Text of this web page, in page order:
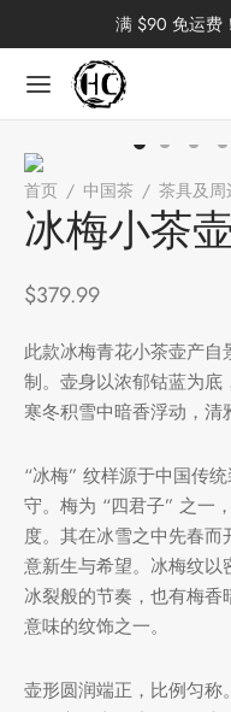
满 $90 免运费
首页 / 中国茶 / 茶具及周
冰梅小茶
$379.99
此款冰梅青花小茶壶产
制。壶身以浓郁钴蓝为
寒冬积雪中暗香浮动，清
“冰梅” 纹样源于中国传
守。梅为 “四君子” 之一
度。其在冰雪之中先春
意新生与希望。冰梅纹
冰裂般的节奏，也有梅
意味的纹饰之一。
壶形圆润端正，比例匀
国茶
分类
分类
因含量分类
分类
分类
周边
具
储